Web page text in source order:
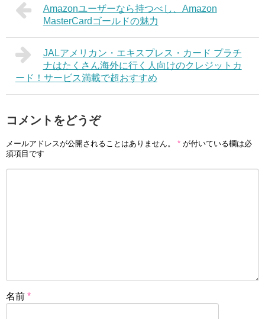
Amazonユーザーなら持つべし、Amazon
MasterCardゴールドの魅力
JALアメリカン・エキスプレス・カード プラチ
ナはたくさん海外に行く人向けのクレジットカ
ード！サービス満載で超おすすめ
コメントをどうぞ
メールアドレスが公開されることはありません。 * が付いている欄は必
須項目です
名前 *